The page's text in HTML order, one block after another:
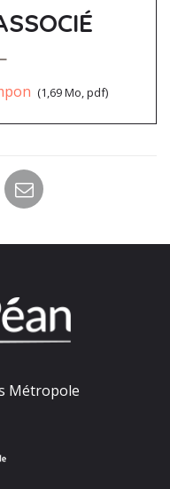
1,69 Mo, pdf
Métropole